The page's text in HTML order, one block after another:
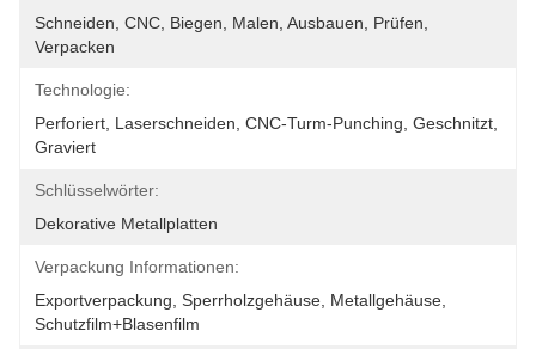
Schneiden, CNC, Biegen, Malen, Ausbauen, Prüfen,
Verpacken
Technologie:
Perforiert, Laserschneiden, CNC-Turm-Punching, Geschnitzt,
Graviert
Schlüsselwörter:
Dekorative Metallplatten
Verpackung Informationen:
Exportverpackung, Sperrholzgehäuse, Metallgehäuse,
Schutzfilm+Blasenfilm